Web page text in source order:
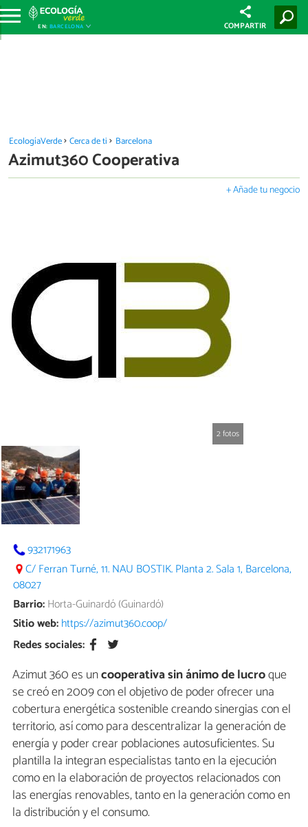
EN: BARCELONA COMPARTIR
EcologíaVerde Cerca de ti Barcelona
Azimut360 Cooperativa
+ Añade tu negocio
2 fotos
932171963
C/ Ferran Turné, 11. NAU BOSTIK. Planta 2. Sala 1, Barcelona,
08027
Barrio:Horta-Guinardó (Guinardó)
Sitio web:https://azimut360.coop/
Redes sociales:
Azimut 360 es uncooperativa sin ánimo de lucroque
se creó en 2009 con el objetivo de poder ofrecer una
cobertura energética sostenible creando sinergias con el
territorio, así como para descentralizar la generación de
energía y poder crear poblaciones autosuficientes. Su
plantilla la integran especialistas tanto en la ejecución
como en la elaboración de proyectos relacionados con
las energías renovables, tanto en la generación como en
la distribución y el consumo.